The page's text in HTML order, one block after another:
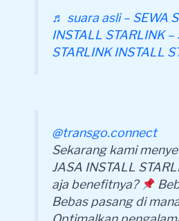
♬ suara asli – SEWA
INSTALL STARLINK –
STARLINK INSTALL
@transgo.connect
Sekarang kami
JASA INSTALL
aja benefitnya?
Bebas pasang di